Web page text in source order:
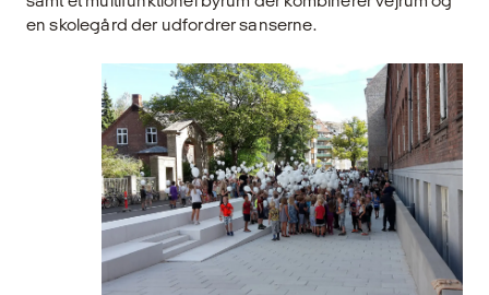
en skolegård der udfordrer sanserne.